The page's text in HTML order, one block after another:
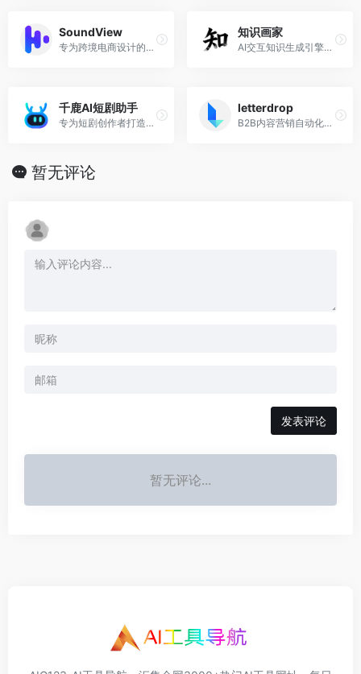
SoundView
专为跨境电商设计的AI视频翻译、配音和创作工具
知识画家
AI交互知识生成引擎，一句话生成知识视频、动画和应用
千鹿AI短剧助手
专为短剧创作者打造的自动生成软件，提供角色创作、短剧视频生成、字幕制作、AI配音等强大功能。让您的AI短剧轻松爆火！
letterdrop
B2B内容营销自动化平台，从创意到产生潜在客户的内容的最佳实践和工具。
暂无评论
发表评论
暂无评论...